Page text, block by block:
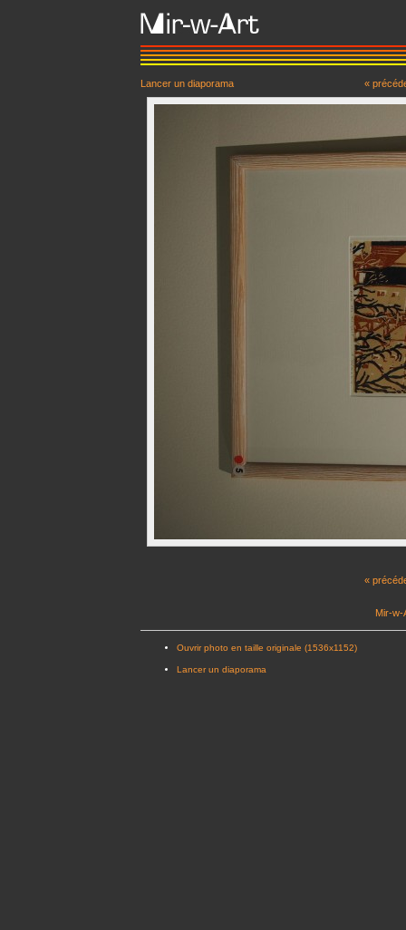
Lancer un diaporama «
«
Mir-w-
Ouvrir photo en taille originale (1536x1152)
Lancer un diaporama